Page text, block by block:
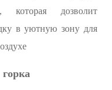
которая дозволит
в уютную зону для